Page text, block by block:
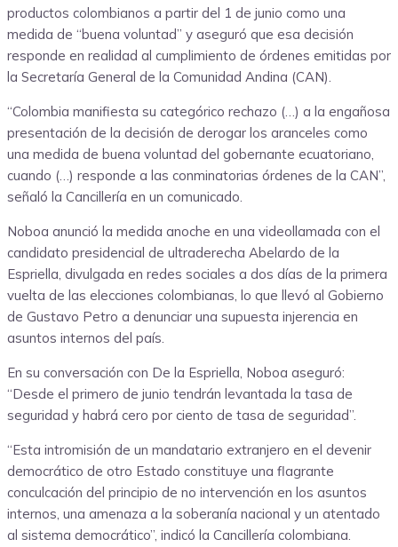
productos colombianos a partir del 1 de junio como una
medida de “buena voluntad” y aseguró que esa decisión
responde en realidad al cumplimiento de órdenes emitidas por
la Secretaría General de la Comunidad Andina (CAN).
“Colombia manifiesta su categórico rechazo (…) a la engañosa
presentación de la decisión de derogar los aranceles como
una medida de buena voluntad del gobernante ecuatoriano,
cuando (…) responde a las conminatorias órdenes de la CAN”,
señaló la Cancillería en un comunicado.
Noboa anunció la medida anoche en una videollamada con el
candidato presidencial de ultraderecha Abelardo de la
Espriella, divulgada en redes sociales a dos días de la primera
vuelta de las elecciones colombianas, lo que llevó al Gobierno
de Gustavo Petro a denunciar una supuesta injerencia en
asuntos internos del país.
En su conversación con De la Espriella, Noboa aseguró:
“Desde el primero de junio tendrán levantada la tasa de
seguridad y habrá cero por ciento de tasa de seguridad”.
“Esta intromisión de un mandatario extranjero en el devenir
democrático de otro Estado constituye una flagrante
conculcación del principio de no intervención en los asuntos
internos, una amenaza a la soberanía nacional y un atentado
al sistema democrático”, indicó la Cancillería colombiana.